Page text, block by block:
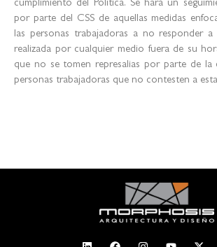
cumplimiento del Política. Se hará un
por parte del CSS de aquellas medidas
las personas trabajadoras a no responder a
realizada por cualquier medio fuera de su
que no se tomen represalias por parte de la
personas trabajadoras que no contesten a